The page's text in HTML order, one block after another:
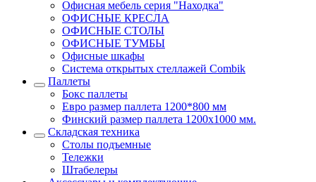
Офисная мебель серия "Находка"
ОФИСНЫЕ КРЕСЛА
ОФИСНЫЕ СТОЛЫ
ОФИСНЫЕ ТУМБЫ
Офисные шкафы
Система открытых стеллажей Combik
Паллеты
Бокс паллеты
Евро размер паллета 1200*800 мм
Финский размер паллета 1200х1000 мм.
Складская техника
Столы подъемные
Тележки
Штабелеры